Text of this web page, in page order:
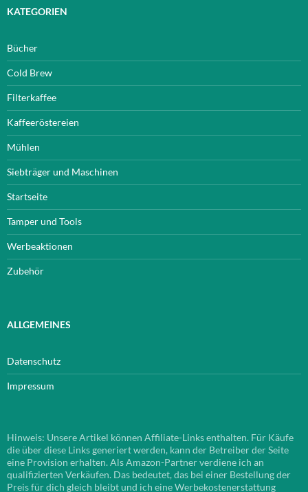
KATEGORIEN
Bücher
Cold Brew
Filterkaffee
Kaffeeröstereien
Mühlen
Siebträger und Maschinen
Startseite
Tamper und Tools
Werbeaktionen
Zubehör
ALLGEMEINES
Datenschutz
Impressum
Hinweis: Unsere Artikel können Affiliate-Links enthalten. Für Käufe
die über diese Links generiert werden, kann der Betreiber der Seite
eine Provision erhalten. Als Amazon-Partner verdiene ich an
qualifizierten Verkäufen. Das bedeutet, das bei einer Bestellung der
Preis für dich gleich bleibt und ich eine Werbekostenerstattung